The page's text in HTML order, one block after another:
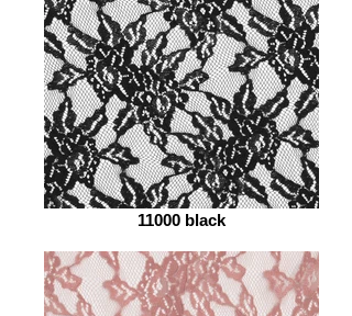
11000 black